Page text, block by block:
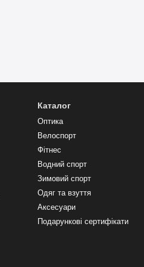
Каталог
Оптика
Велоспорт
Фітнес
Водний спорт
Зимовий спорт
Одяг та взуття
Аксесуари
Подарункові сертифікати